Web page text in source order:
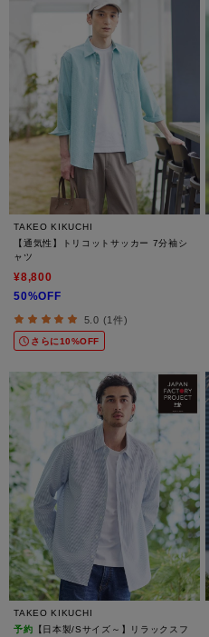
TAKEO KIKUCHI
【通気性】トリコットサッカー 7分袖シ
ャツ
¥8,800
50%OFF
5.0 (1件)
さらに10%OFF
TAKEO KIKUCHI
予約 【日本製/Sサイズ～】リラックスフ